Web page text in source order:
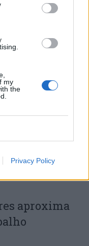
my
the
Privacy Policy
Banda
1º lugar no
Valência
aproxima